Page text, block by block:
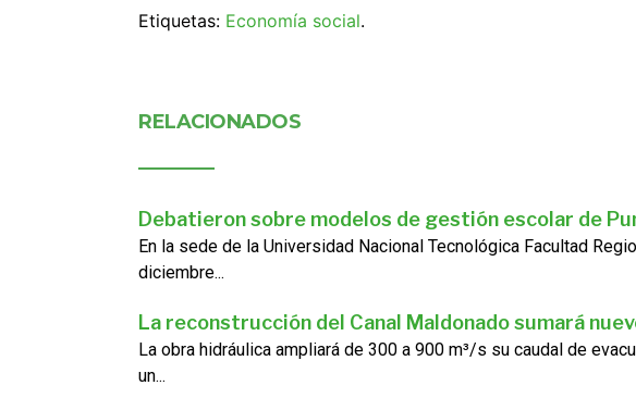
Etiquetas: Economía social.
RELACIONADOS
Debatieron sobre modelos de gestión escolar de
En la sede de la Universidad Nacional Tecnológica Facultad
diciembre...
La reconstrucción del Canal Maldonado sumará
La obra hidráulica ampliará de 300 a 900 m³/s su caudal de
un...